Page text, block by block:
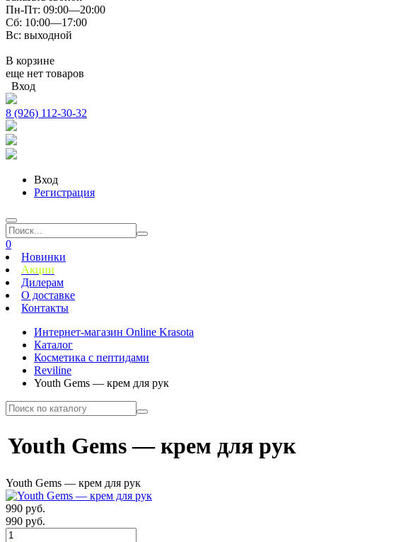
Пн-Пт: 09:00—20:00
Сб: 10:00—17:00
Вс: выходной
В корзине
еще нет товаров
Вход
8 (926) 112-30-32
Вход
Регистрация
0
Новинки
Акции
Дилерам
О доставке
Контакты
Интернет-магазин Online Krasota
Каталог
Косметика с пептидами
Reviline
Youth Gems — крем для рук
Youth Gems — крем для рук
Youth Gems — крем для рук
990 руб.
990 руб.